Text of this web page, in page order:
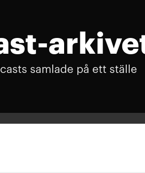
samlade på ett ställe